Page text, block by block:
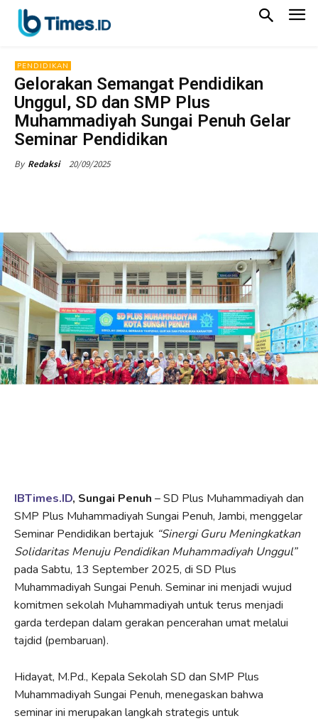
PENDIDIKAN
Gelorakan Semangat Pendidikan
Unggul, SD dan SMP Plus
Muhammadiyah Sungai Penuh Gelar
Seminar Pendidikan
By Redaksi 20/09/2025
IBTimes.ID, Sungai Penuh – SD Plus Muhammadiyah dan
SMP Plus Muhammadiyah Sungai Penuh, Jambi, menggelar
Seminar Pendidikan bertajuk “Sinergi Guru Meningkatkan
Solidaritas Menuju Pendidikan Muhammadiyah Unggul”
pada Sabtu, 13 September 2025, di SD Plus
Muhammadiyah Sungai Penuh. Seminar ini menjadi wujud
komitmen sekolah Muhammadiyah untuk terus menjadi
garda terdepan dalam gerakan pencerahan umat melalui
tajdid (pembaruan).
Hidayat, M.Pd., Kepala Sekolah SD dan SMP Plus
Muhammadiyah Sungai Penuh, menegaskan bahwa
seminar ini merupakan langkah strategis untuk